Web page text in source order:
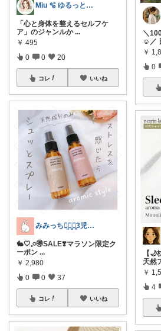
Miu 🫧 ゆるっと自分磨き。
「心と身体を整えるセルフケ
ア」のジャンルか ...
￥ 495
0 0 20
コレ いいね
みみっちꪔ̤̫ꪔ̤̥ꪔ͈̱3児ママ♡
🐇🤍𓈒𓏸🉐SALE❣️マラソン限定ク
ーポン ...
￥ 2,980
0 0 37
コレ いいね
＼
☺／
￥
0
【
天然
￥
4